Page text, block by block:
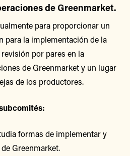
de Greenmarket.
para proporcionar un
para la implementación de la
por pares en la
de Greenmarket y un lugar
de los productores.
formas de implementar y
Greenmarket.